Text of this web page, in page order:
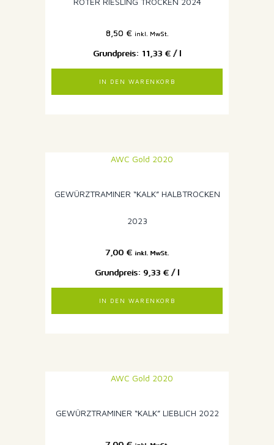
8,50 € inkl. MwSt.
11,33 € /l
IN DEN WARENKORB
GEWÜRZTRAMINER “KALK” HALBTROCKEN
2023
7,00 € inkl. MwSt.
9,33 € /l
IN DEN WARENKORB
GEWÜRZTRAMINER “KALK” LIEBLICH 2022